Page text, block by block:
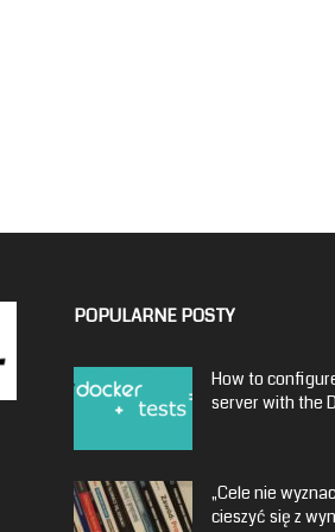
POPULARNE POSTY
How to
server with the
„Cele nie
cieszyć się z